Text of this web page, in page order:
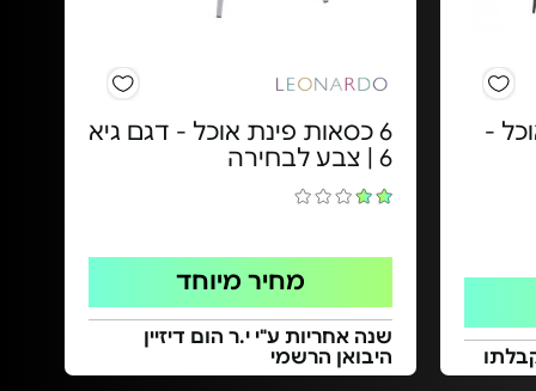
-
6 כסאות פינת אוכל - דגם גיא
6 | צבע לבחירה
מחיר מיוחד
שנה אחריות ע"י י.ר הום דיזיין
היבואן הרשמי